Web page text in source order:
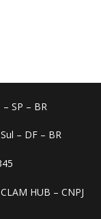
SP – BR
– DF – BR
HUB – CNPJ